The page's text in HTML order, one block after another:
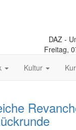
DAZ -
Freitag,
Kultur